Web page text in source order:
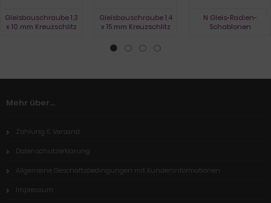
Gleisbauschraube 1,3
x 10 mm Kreuzschlitz
Gleisbauschraube 1,4
x 15 mm Kreuzschlitz
N Gleis-Radien-
Schablonen
Mehr über...
Zahlung & Versand
Datenschutzerklärung
Allgemeine Geschäftsbedingungen mit Kundeninformationen
Impressum